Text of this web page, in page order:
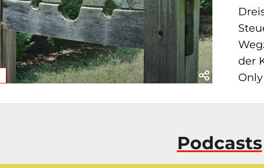
der
Podcasts